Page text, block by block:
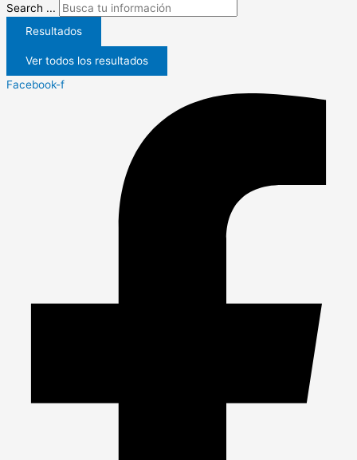
Search ...
Resultados
Ver todos los resultados
Facebook-f